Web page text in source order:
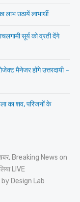
लाभ उठायें लाभार्थी
सूर्य को व्रती देंगे
मैनेजर होंगे उत्तरदायी –
का शव, परिजनों के
Breaking News on
LIVE
Design Lab